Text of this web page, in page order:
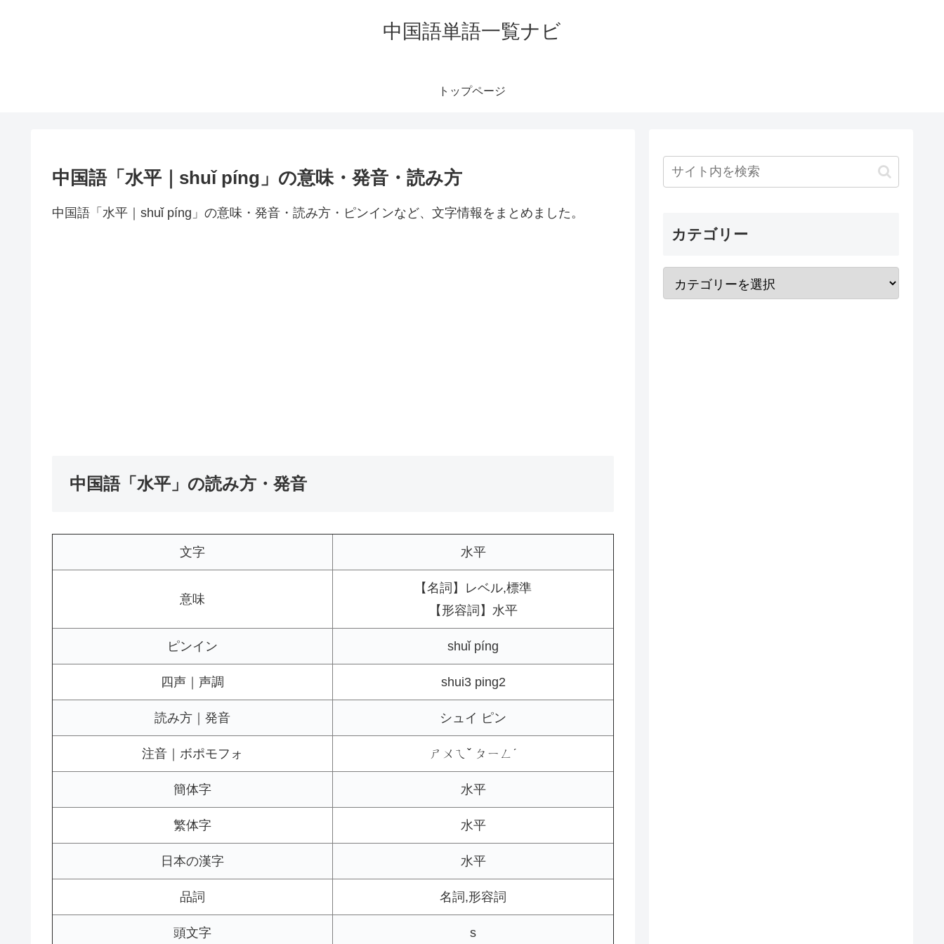
中国語単語一覧ナビ
トップページ
中国語「水平｜shuǐ píng」の意味・発音・読み方
中国語「水平｜shuǐ píng」の意味・発音・読み方・ピンインなど、文字情報をまとめました。
中国語「水平」の読み方・発音
文字 水平
意味
【名詞】レベル,標準
【形容詞】水平
ピンイン shuǐ píng
四声｜声調 shui3 ping2
読み方｜発音 シュイ ピン
注音｜ボポモフォ ㄕㄨㄟˇ ㄆㄧㄥˊ
簡体字 水平
繁体字 水平
日本の漢字 水平
品詞 名詞,形容詞
頭文字 s
カテゴリー